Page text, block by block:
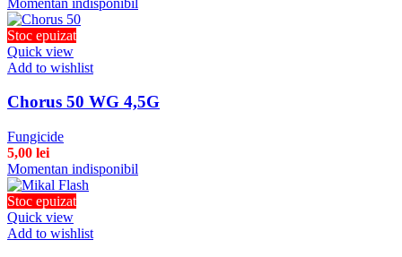
Stoc epuizat
Quick view
Add to wishlist
Chorus 50 WG 4,5G
Fungicide
5,00 lei
Momentan indisponibil
Stoc epuizat
Quick view
Add to wishlist